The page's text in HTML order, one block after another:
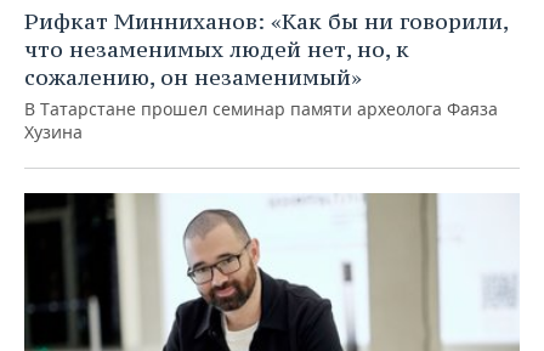
Рифкат Минниханов: «Как бы ни говорили,
что незаменимых людей нет, но, к
сожалению, он незаменимый»
В Татарстане прошел семинар памяти археолога Фаяза
Хузина